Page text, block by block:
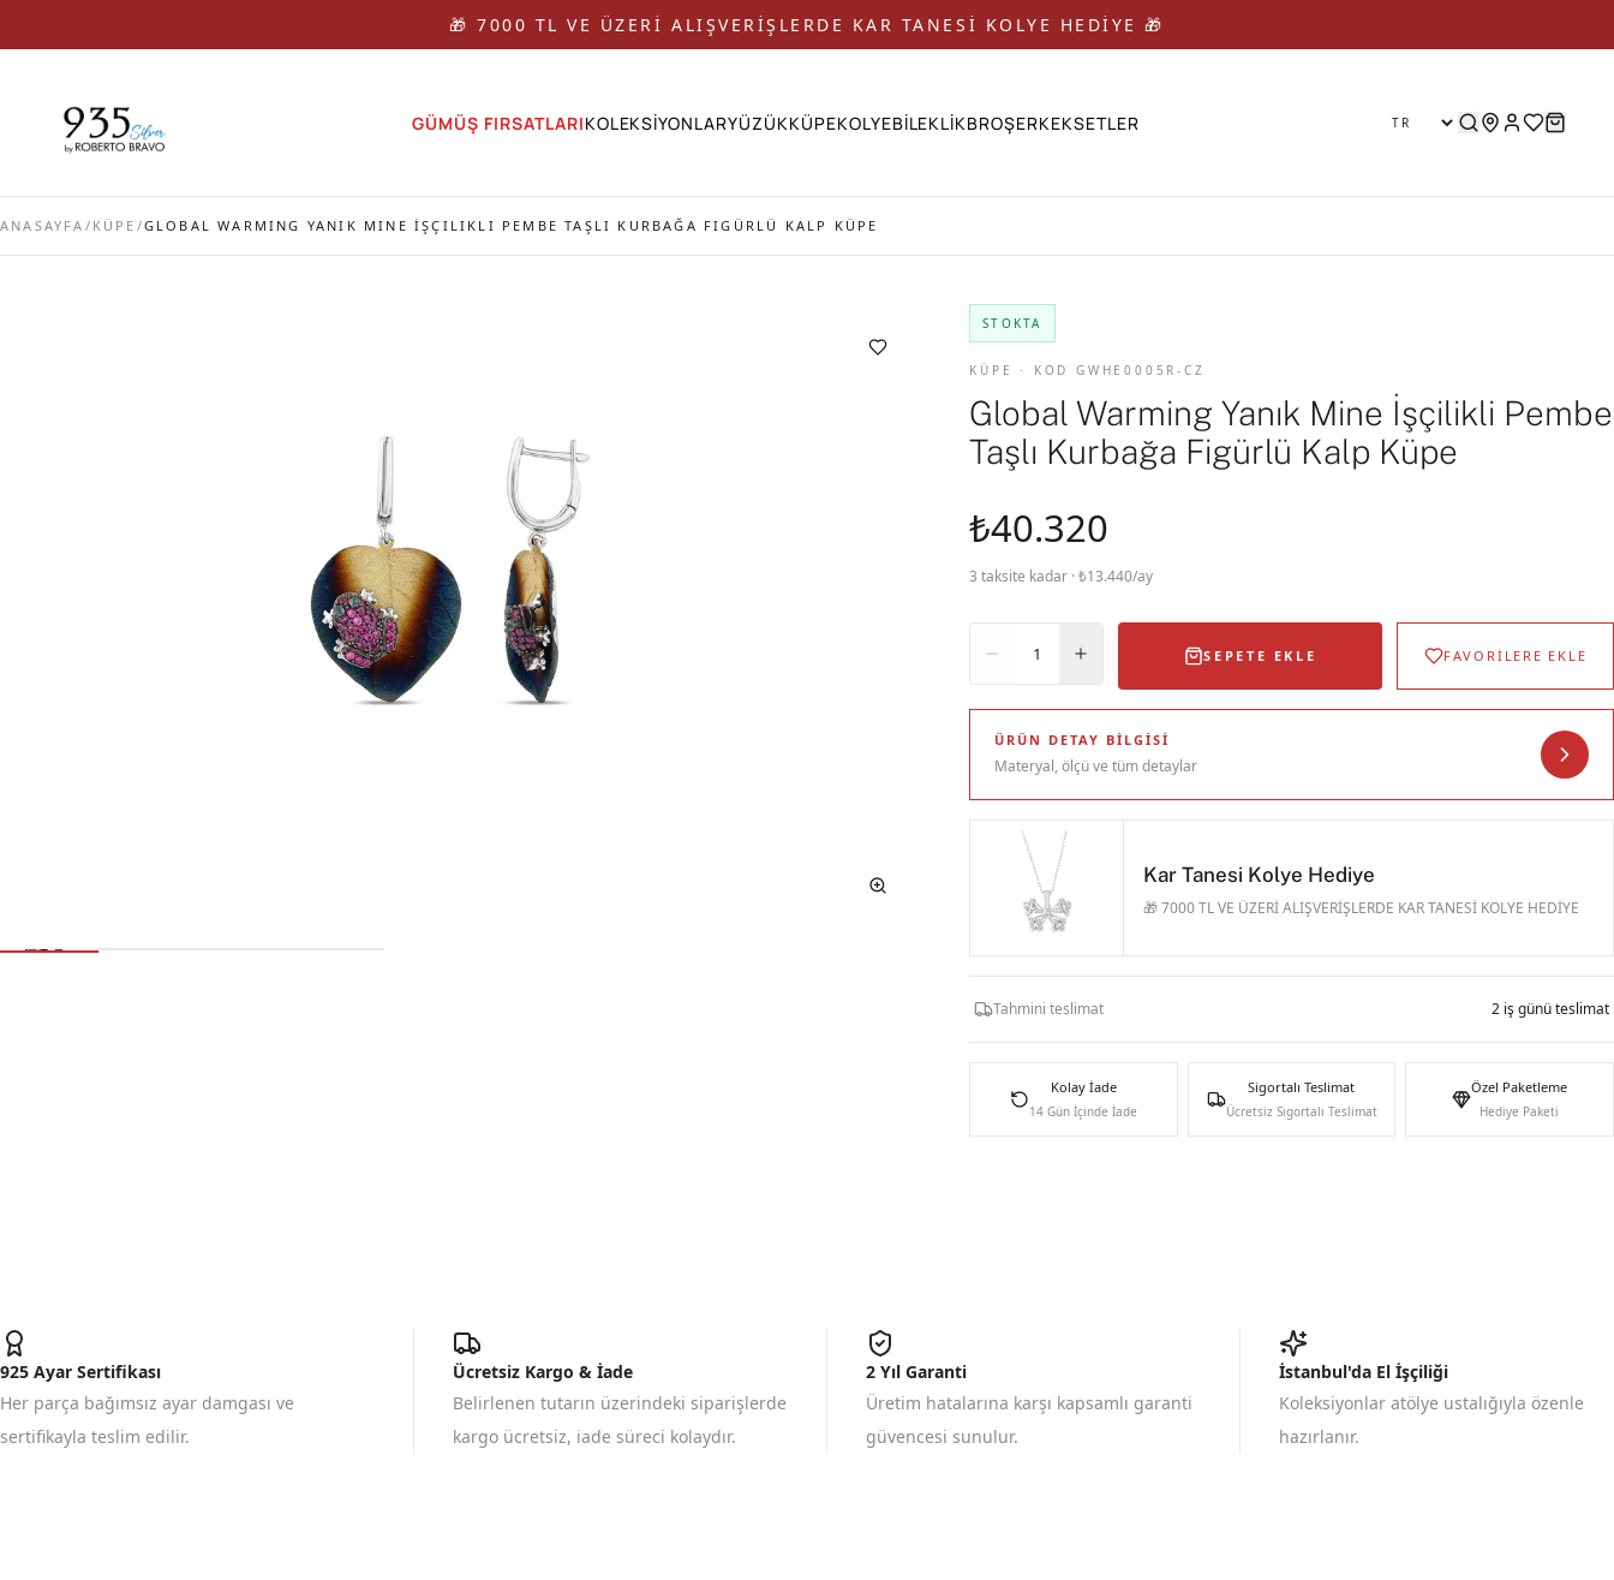
🎁 🎁 7000 TL VE ÜZERİ ALIŞVERİŞLERDE KAR TANESİ KOLYE HEDİYE 🎁 🎁
GÜMÜŞ FIRSATLARIKOLEKSİYONLARYÜZÜKKÜPEKOLYEBİLEKLİKBROŞERKEKSETLER
ANASAYFA / KÜPE /GLOBAL WARMING YANIK MINE İŞÇILIKLI PEMBE TAŞLI KURBAĞA FIGÜRLÜ KALP KÜPE
STOKTA
KÜPE · KOD GWHE0005R-CZ
Global Warming Yanık Mine İşçilikli Pembe
Taşlı Kurbağa Figürlü Kalp Küpe
₺40.320
3 taksite kadar · ₺13.440/ay
1 SEPETE EKLE FAVORİLERE EKLE
ÜRÜN DETAY BILGISI
Materyal, ölçü ve tüm detaylar
Kar Tanesi Kolye Hediye
🎁 7000 TL VE ÜZERİ ALIŞVERİŞLERDE KAR TANESİ KOLYE HEDİYE
Tahmini teslimat 2 iş günü teslimat
Kolay İade
14 Gün İçinde İade
Sigortalı Teslimat
Ücretsiz Sigortalı Teslimat
Özel Paketleme
Hediye Paketi
925 Ayar Sertifikası
Her parça bağımsız ayar damgası ve
sertifikayla teslim edilir.
Ücretsiz Kargo & İade
Belirlenen tutarın üzerindeki siparişlerde
kargo ücretsiz, iade süreci kolaydır.
2 Yıl Garanti
Üretim hatalarına karşı kapsamlı garanti
güvencesi sunulur.
İstanbul'da El İşçiliği
Koleksiyonlar atölye ustalığıyla özenle
hazırlanır.